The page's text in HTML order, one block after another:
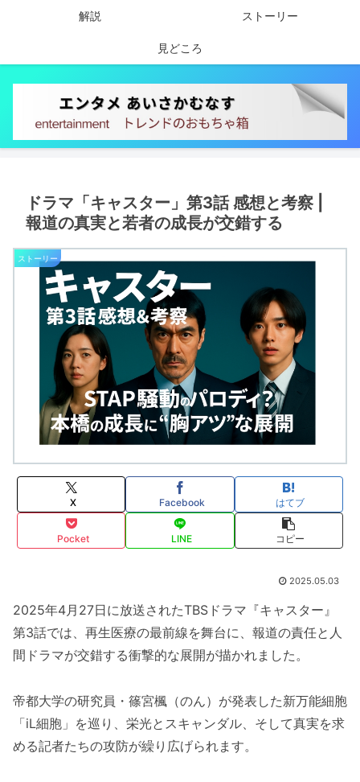
解説 ストーリー
見どころ
ドラマ「キャスター」第3話 感想と考察 |
報道の真実と若者の成長が交錯する
ストーリー
X Facebook はてブ
Pocket LINE コピー
2025.05.03
2025年4月27日に放送されたTBSドラマ『キャスター』
第3話では、再生医療の最前線を舞台に、報道の責任と人
間ドラマが交錯する衝撃的な展開が描かれました。
帝都大学の研究員・篠宮楓（のん）が発表した新万能細胞
「iL細胞」を巡り、栄光とスキャンダル、そして真実を求
める記者たちの攻防が繰り広げられます。